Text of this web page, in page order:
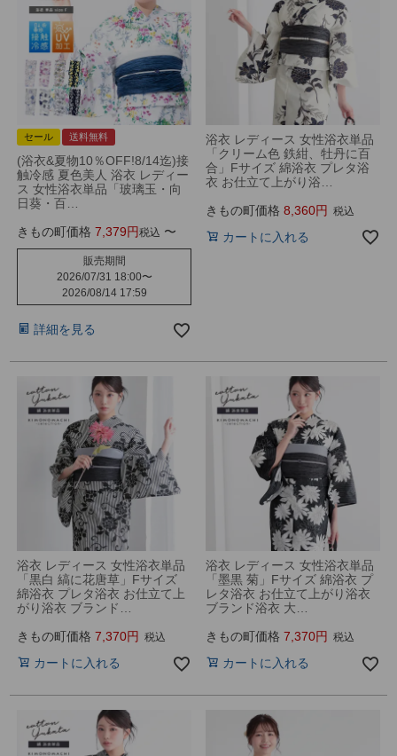
セール 送料無料
(浴衣&夏物10％OFF!8/14迄)接
触冷感 夏色美人 浴衣 レディー
ス 女性浴衣単品「玻璃玉・向
日葵・百…
きもの町価格 7,379 税込 〜
販売期間
2026/07/31 18:00〜
2026/08/14 17:59
詳細を見る
浴衣 レディース 女性浴衣単品
「クリーム色 鉄紺、牡丹に百
合」Fサイズ 綿浴衣 プレタ浴
衣 お仕立て上がり浴…
きもの町価格 8,360 税込
カートに入れる
浴衣 レディース 女性浴衣単品
「黒白 縞に花唐草」Fサイズ
綿浴衣 プレタ浴衣 お仕立て上
がり浴衣 ブランド…
きもの町価格 7,370 税込
カートに入れる
浴衣 レディース 女性浴衣単品
「墨黒 菊」Fサイズ 綿浴衣 プ
レタ浴衣 お仕立て上がり浴衣
ブランド浴衣 大…
きもの町価格 7,370 税込
カートに入れる